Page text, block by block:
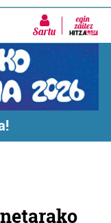
Sartu